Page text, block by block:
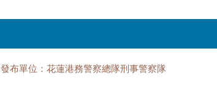
發布單位：花蓮港務警察總隊刑事警察隊